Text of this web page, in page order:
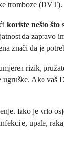
tromboze (DVT).
koriste nešto što
da zapravo
znači da je
rizik,
Ako
Iako je vrlo
upale,